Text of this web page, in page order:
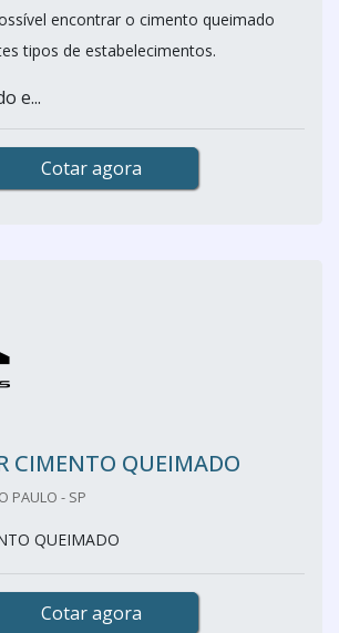
encontrar o cimento queimado
tipos de estabelecimentos.
e...
Cotar agora
CIMENTO QUEIMADO
PAULO - SP
QUEIMADO
Cotar agora